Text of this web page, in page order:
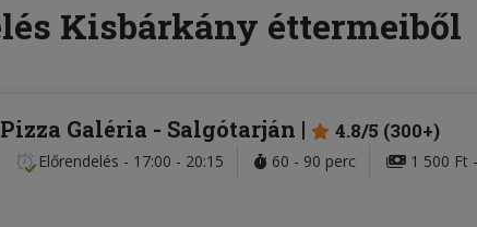
Kisbárkány éttermeiből
Pizza Galéria - Salgótarján 4.8/5 (300+)
Előrendelés - 17:00 - 20:15 60 - 90 perc 1 500 Ft